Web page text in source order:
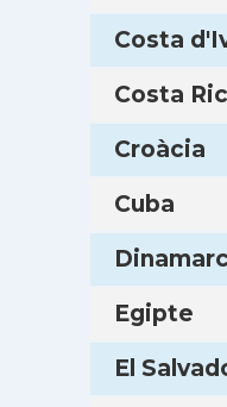
Costa
Costa
Croàcia
Cuba
Egipte
El